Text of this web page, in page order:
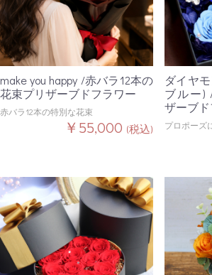
make you happy /赤バラ12本の
花束プリザーブドフラワー
赤バラ12本の特別な花束
￥55,000 (税込)
ダイヤ
ブルー)
ザーブ
プロポーズ